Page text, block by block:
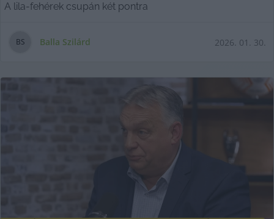
A lila-fehérek csupán két pontra
BS Balla Szilárd 2026. 01. 30.